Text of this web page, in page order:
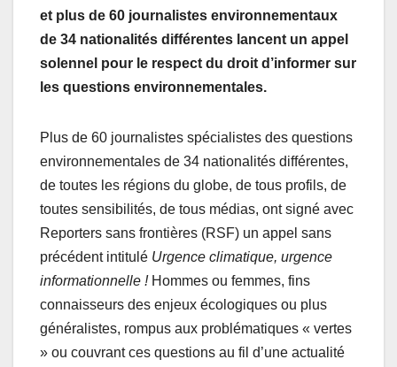
et plus de 60 journalistes environnementaux
de 34 nationalités différentes lancent un appel
solennel pour le respect du droit d’informer sur
les questions environnementales.
Plus de 60 journalistes spécialistes des questions
environnementales de 34 nationalités différentes,
de toutes les régions du globe, de tous profils, de
toutes sensibilités, de tous médias, ont signé avec
Reporters sans frontières (RSF) un appel sans
précédent intitulé Urgence climatique, urgence
informationnelle !Hommes ou femmes, fins
connaisseurs des enjeux écologiques ou plus
généralistes, rompus aux problématiques « vertes
» ou couvrant ces questions au fil d’une actualité